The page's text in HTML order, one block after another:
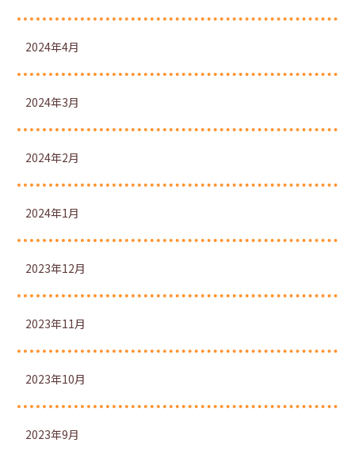
2024年4月
2024年3月
2024年2月
2024年1月
2023年12月
2023年11月
2023年10月
2023年9月